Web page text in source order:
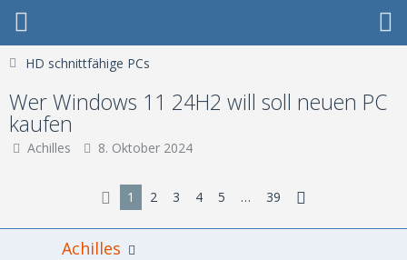
HD schnittfähige PCs
Wer Windows 11 24H2 will soll neuen PC
kaufen
Achilles 8. Oktober 2024
1 2 3 4 5 … 39
Achilles